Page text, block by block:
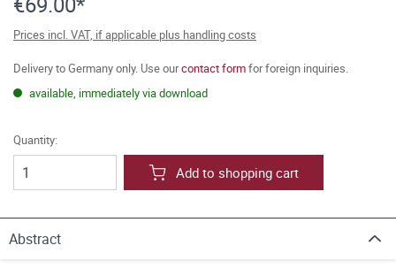
Prices incl. VAT, if applicable plus handling costs
Delivery to Germany only. Use ourcontact formfor foreign inquiries.
available, immediately via download
Quantity:
Add to shopping cart
Abstract